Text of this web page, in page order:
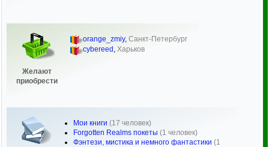
Желают
приобрести
orange_zmiy, Санкт-Петербург
cybereed , Харьков
Мои книги (17 человек)
Forgotten Realms покеты (1 человек)
Фэнтези, мистика и немного фантастики (1